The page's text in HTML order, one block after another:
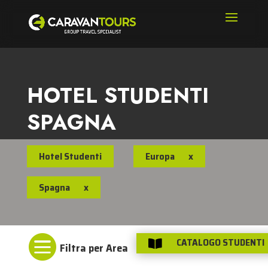
HOTEL STUDENTI
SPAGNA
Hotel Studenti Europa x
Spagna x
  CATALOGO STUDENTI